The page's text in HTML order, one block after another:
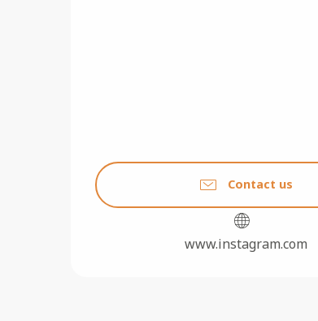
Contact us
www.instagram.com